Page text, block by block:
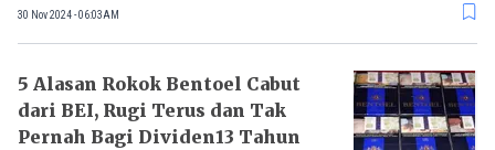
30 Nov 2024 - 06:03AM
5 Alasan Rokok Bentoel Cabut
dari BEI, Rugi Terus dan Tak
Pernah Bagi Dividen13 Tahun